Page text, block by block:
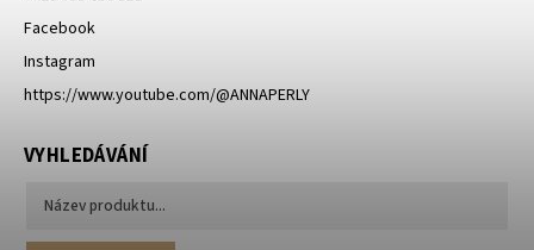
Facebook
Instagram
https://www.youtube.com/@ANNAPERLY
VYHLEDÁVÁNÍ